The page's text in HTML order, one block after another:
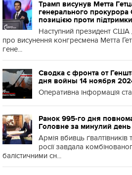
Трамп висунув Метта
генерального
позицією проти
Наступний президент
про висунення конгресмена Метта
гене...
Сводка с фронта от
дня войны 14 ноября
Оперативна інформація
Ранок 995-го дня
Головне за минулий день
Армія вбивць ґвалтівників
росії завдала
балістичними сн...